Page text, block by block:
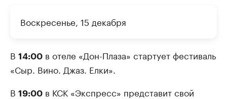
Воскресенье, 15 декабря
В 14:00 в отеле «Дон-Плаза» стартует фестиваль
«Сыр. Вино. Джаз. Елки».
В 19:00 в КСК «Экспресс» представит свой